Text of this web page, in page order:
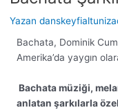
Yazan
Bachata, Dominik
Amerika’da yaygın
Bachata müziği,
anlatan şarkılarla